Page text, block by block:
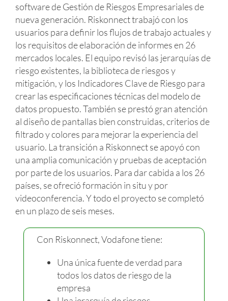
software de Gestión de Riesgos Empresariales de
nueva generación. Riskonnect trabajó con los
usuarios para definir los flujos de trabajo actuales y
los requisitos de elaboración de informes en 26
mercados locales. El equipo revisó las jerarquías de
riesgo existentes, la biblioteca de riesgos y
mitigación, y los Indicadores Clave de Riesgo para
crear las especificaciones técnicas del modelo de
datos propuesto. También se prestó gran atención
al diseño de pantallas bien construidas, criterios de
filtrado y colores para mejorar la experiencia del
usuario. La transición a Riskonnect se apoyó con
una amplia comunicación y pruebas de aceptación
por parte de los usuarios. Para dar cabida a los 26
países, se ofreció formación in situ y por
videoconferencia. Y todo el proyecto se completó
en un plazo de seis meses.
Con Riskonnect, Vodafone tiene:
Una única fuente de verdad para
todos los datos de riesgo de la
empresa